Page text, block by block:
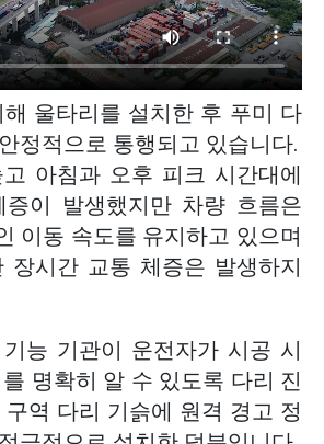
울타리를 설치한 후 푸미 다
정적으로 통행되고 있습니다.
아침과 오후 피크 시간대에
이 발생했지만 차량 흐름은
이동 속도를 유지하고 있으며
장시간 교통 체증은 발생하지
능 기관이 운전자가 시공 시
명확히 알 수 있도록 다리 진
역 다리 기슭에 원격 경고 정